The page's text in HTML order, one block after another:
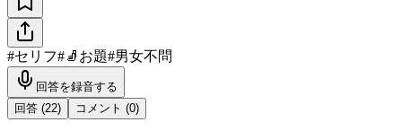
#セリフ#🧦お題#男女不問
回答を録音する
回答 (22) コメント (0)